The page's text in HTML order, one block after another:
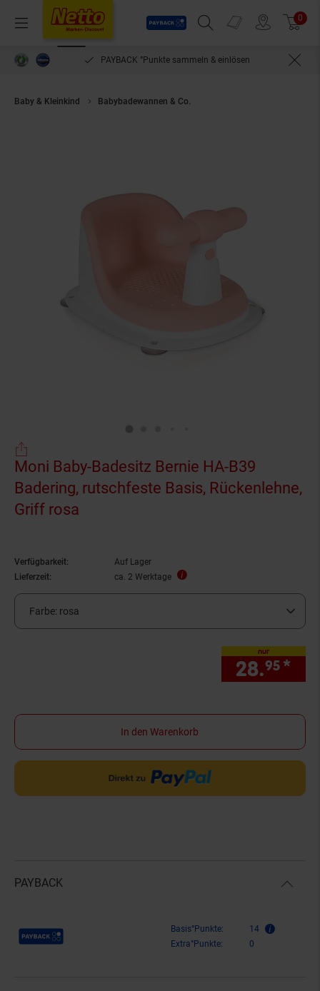
Menü
Payback
Suchfeld einblenden
Prospekte 0
PAYBACK °Punkte sammeln & einlösen
Baby & Kleinkind Babybadewannen & Co.
Moni Baby-Badesitz Bernie HA-B39
Badering, rutschfeste Basis, Rückenlehne,
Griff rosa
Verfügbarkeit:
Auf Lager
Lieferzeit:
ca. 2 Werktage
Farbe: rosa
nur
28.95 *
In den Warenkorb
PAYBACK
Payback Punkte Basis°Punkte:
14
Extra°Punkte:
0